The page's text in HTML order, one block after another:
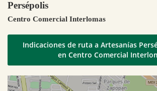
Persépolis
Centro Comercial Interlomas
Indicaciones de ruta a Artesanías
en Centro Comercial